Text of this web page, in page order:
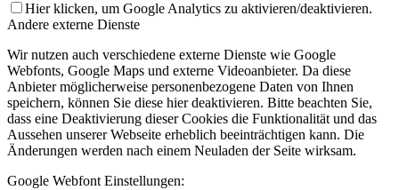
Hier klicken, um Google Analytics zu aktivieren/deaktivieren.
Andere externe Dienste
Wir nutzen auch verschiedene externe Dienste wie Google
Webfonts, Google Maps und externe Videoanbieter. Da diese
Anbieter möglicherweise personenbezogene Daten von Ihnen
speichern, können Sie diese hier deaktivieren. Bitte beachten Sie,
dass eine Deaktivierung dieser Cookies die Funktionalität und das
Aussehen unserer Webseite erheblich beeinträchtigen kann. Die
Änderungen werden nach einem Neuladen der Seite wirksam.
Google Webfont Einstellungen: